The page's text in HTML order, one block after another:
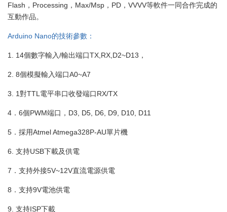
Flash，Processing，Max/Msp，PD，VVVV等軟件一同合作完成的
互動作品。
Arduino Nano的技術參數：
1. 14個數字輸入/輸出端口TX,RX,D2~D13，
2. 8個模擬輸入端口A0~A7
3. 1對TTL電平串口收發端口RX/TX
4．6個PWM端口，D3, D5, D6, D9, D10, D11
5．採用Atmel Atmega328P-AU單片機
6. 支持USB下載及供電
7．支持外接5V~12V直流電源供電
8．支持9V電池供電
9. 支持ISP下載